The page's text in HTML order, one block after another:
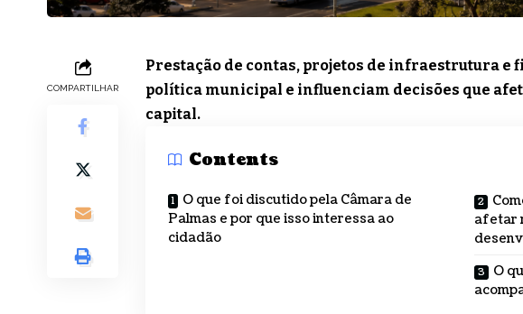
COMPARTILHAR
Prestação de contas, projetos de infraestrutura e
política municipal e influenciam decisões que
capital.
Contents
O que foi discutido pela Câmara de
Palmas e por que isso interessa ao
cidadão
afetar
O